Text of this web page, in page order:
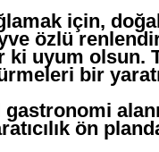
için,
özlü
ki uyum olsun.
bir
ön